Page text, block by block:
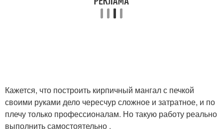
Кажется, что построить кирпичный мангал с печкой
своими руками дело чересчур сложное и затратное, и по
плечу только профессионалам. Но такую работу реально
выполнить самостоятельно .